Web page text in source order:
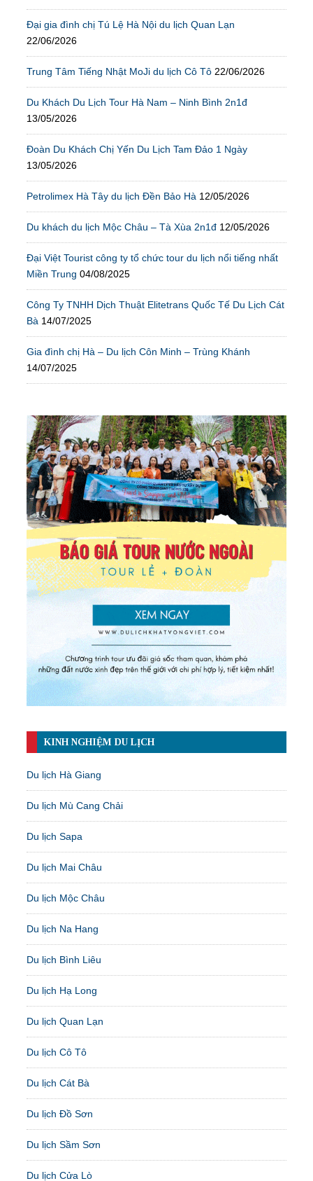
Đại gia đình chị Tú Lệ Hà Nội du lịch Quan Lạn
22/06/2026
Trung Tâm Tiếng Nhật MoJi du lịch Cô Tô 22/06/2026
Du Khách Du Lịch Tour Hà Nam – Ninh Bình 2n1đ
13/05/2026
Đoàn Du Khách Chị Yến Du Lịch Tam Đảo 1 Ngày
13/05/2026
Petrolimex Hà Tây du lịch Đền Bảo Hà 12/05/2026
Du khách du lịch Mộc Châu – Tà Xùa 2n1đ 12/05/2026
Đại Việt Tourist công ty tổ chức tour du lịch nổi tiếng nhất
Miền Trung 04/08/2025
Công Ty TNHH Dịch Thuật Elitetrans Quốc Tế Du Lịch Cát
Bà 14/07/2025
Gia đình chị Hà – Du lịch Côn Minh – Trùng Khánh
14/07/2025
KINH NGHIỆM DU LỊCH
Du lịch Hà Giang
Du lịch Mù Cang Chải
Du lịch Sapa
Du lịch Mai Châu
Du lịch Mộc Châu
Du lịch Na Hang
Du lịch Bình Liêu
Du lịch Hạ Long
Du lịch Quan Lạn
Du lịch Cô Tô
Du lịch Cát Bà
Du lịch Đồ Sơn
Du lịch Sầm Sơn
Du lịch Cửa Lò